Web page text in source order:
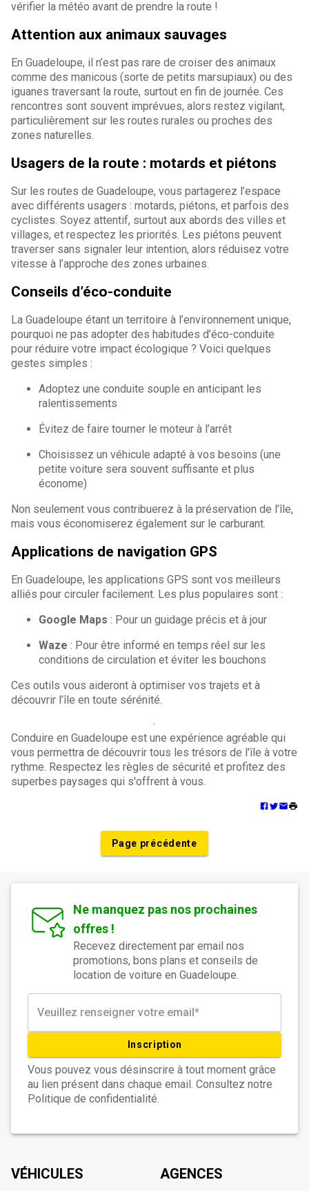
vérifier la météo avant de prendre la route !
Attention aux animaux sauvages
En Guadeloupe, il n’est pas rare de croiser des animaux
comme des manicous (sorte de petits marsupiaux) ou des
iguanes traversant la route, surtout en fin de journée. Ces
rencontres sont souvent imprévues, alors restez vigilant,
particulièrement sur les routes rurales ou proches des
zones naturelles.
Usagers de la route : motards et piétons
Sur les routes de Guadeloupe, vous partagerez l’espace
avec différents usagers : motards, piétons, et parfois des
cyclistes. Soyez attentif, surtout aux abords des villes et
villages, et respectez les priorités. Les piétons peuvent
traverser sans signaler leur intention, alors réduisez votre
vitesse à l’approche des zones urbaines.
Conseils d’éco-conduite
La Guadeloupe étant un territoire à l’environnement unique,
pourquoi ne pas adopter des habitudes d’éco-conduite
pour réduire votre impact écologique ? Voici quelques
gestes simples :
Adoptez une conduite souple en anticipant les
ralentissements
Évitez de faire tourner le moteur à l’arrêt
Choisissez un véhicule adapté à vos besoins (une
petite voiture sera souvent suffisante et plus
économe)
Non seulement vous contribuerez à la préservation de l’île,
mais vous économiserez également sur le carburant.
Applications de navigation GPS
En Guadeloupe, les applications GPS sont vos meilleurs
alliés pour circuler facilement. Les plus populaires sont :
Google Maps : Pour un guidage précis et à jour
Waze : Pour être informé en temps réel sur les
conditions de circulation et éviter les bouchons
Ces outils vous aideront à optimiser vos trajets et à
découvrir l’île en toute sérénité.
Conduire en Guadeloupe est une expérience agréable qui
vous permettra de découvrir tous les trésors de l'île à votre
rythme. Respectez les règles de sécurité et profitez des
superbes paysages qui s'offrent à vous.
Page précédente
Ne manquez pas nos prochaines
offres !
Recevez directement par email nos
promotions, bons plans et conseils de
location de voiture en Guadeloupe.
Inscription
Vous pouvez vous désinscrire à tout moment grâce
au lien présent dans chaque email. Consultez notre
Politique de confidentialité.
VÉHICULES AGENCES